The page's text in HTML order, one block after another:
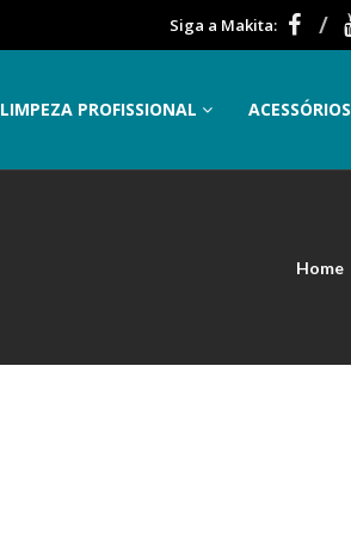
Siga a Makita:
LIMPEZA PROFISSIONAL ACESSÓRIOS
Home